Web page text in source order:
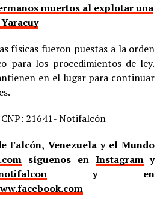
muertos al explotar una
físicas fueron puestas a la orden
para los procedimientos de ley.
en el lugar para continuar
21641- Notifalcón
Falcón, Venezuela y el Mundo
síguenos en Instagramy
y en